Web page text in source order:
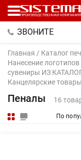
ЗВОНИТЕ
Главная / Каталог
Нанесение
сувениры ИЗ
Канцелярские товары
Пеналы 16
По